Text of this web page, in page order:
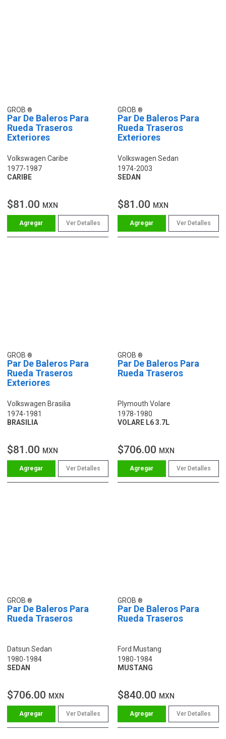
GROB
Par De Baleros Para
Rueda Traseros
Exteriores
Volkswagen Caribe
1977-1987
CARIBE
$81.00 MXN
Ver Detalles
GROB
Par De Baleros Para
Rueda Traseros
Exteriores
Volkswagen Sedan
1974-2003
SEDAN
$81.00 MXN
Ver Detalles
GROB
Par De Baleros Para
Rueda Traseros
Exteriores
Volkswagen Brasilia
1974-1981
BRASILIA
$81.00 MXN
Ver Detalles
GROB
Par De Baleros Para
Rueda Traseros
Plymouth Volare
1978-1980
VOLARE L6 3.7L
$706.00 MXN
Ver Detalles
GROB
Par De Baleros Para
Rueda Traseros
Datsun Sedan
1980-1984
SEDAN
$706.00 MXN
Ver Detalles
GROB
Par De Baleros Para
Rueda Traseros
Ford Mustang
1980-1984
MUSTANG
$840.00 MXN
Ver Detalles